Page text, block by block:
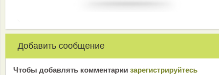
Добавить сообщение
Чтобы добавлять комментарии зарeгиcтрирyйтeсь